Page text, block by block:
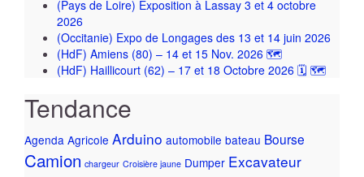
(Pays de Loire) Exposition à Lassay 3 et 4 octobre
2026
(Occitanie) Expo de Longages des 13 et 14 juin 2026
(HdF) Amiens (80) – 14 et 15 Nov. 2026 🗺
(HdF) Haillicourt (62) – 17 et 18 Octobre 2026 🗓 🗺
Tendance
Agenda Agricole Arduino automobile bateau Bourse
Camion chargeur Croisière jaune Dumper Excavateur